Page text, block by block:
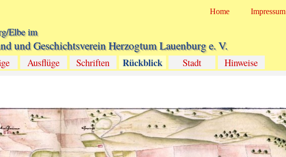
Elbe im
Home Impressum
Menü überspringen
Ausflüge Schriften ▼
Rückblick ▼
Stadt ▼
Hinweise
und Geschichtsverein Herzogtum Lauenburg e. V.